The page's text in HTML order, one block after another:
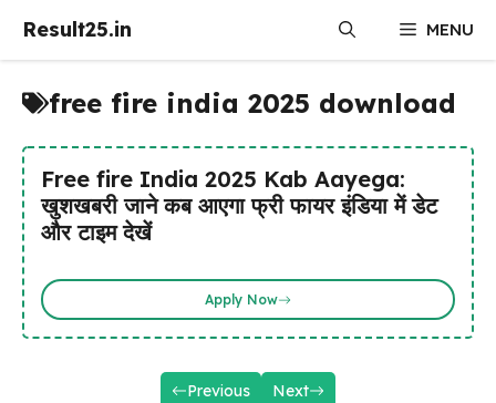
Result25.in MENU
free fire india 2025 download
Free fire India 2025 Kab Aayega:
खुशखबरी जाने कब आएगा फ्री फायर इंडिया में डेट
और टाइम देखें
Apply Now
Previous Next